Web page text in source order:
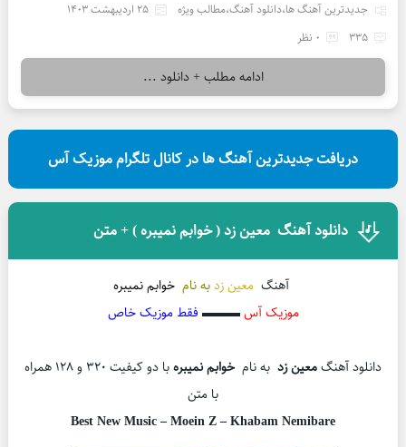
جدیدترین آهنگ ها،دانلود آهنگ،مطالب ویژه
25 اردیبهشت 1403
335
0 نظر
ادامه مطلب + دانلود ...
دریافت جدیدترین آهنگ ها در کانال تلگرام موزیک آس
دانلود آهنگ معین زد ( خوابم نمیبره ) + متن
آهنگ معین زدبه نام خوابم نمیبره
موزیک آس▬▬▬ فقط موزیک خاص
دانلود آهنگمعین زد به نام خوابم نمیبره
با دو کیفیت 320 و 128 همراه
با متن
Best New Music –Moein Z – Khabam Nemibare